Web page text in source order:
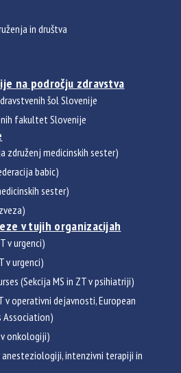
in društva
na področju zdravstva
šol Slovenije
fakultet Slovenije
združenj medicinskih sester)
babic)
sester)
v tujih organizacijah
v urgenci)
v urgenci)
(Sekcija MS in ZT v psihiatriji)
v operativni dejavnosti, European
Association)
v onkologiji)
anesteziologiji, intenzivni terapiji in